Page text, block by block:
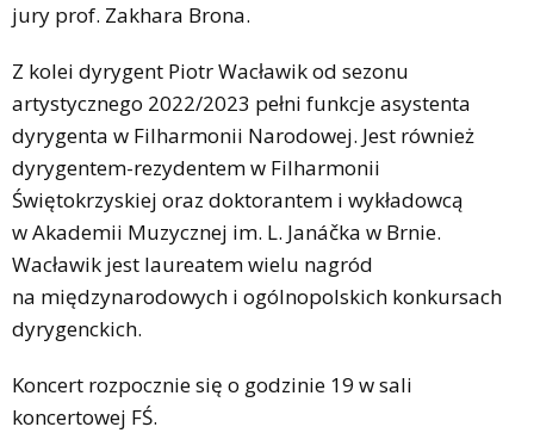
jury prof. Zakhara Brona.
Z kolei dyrygent Piotr Wacławik od sezonu
artystycznego 2022/2023 pełni funkcje asystenta
dyrygenta w Filharmonii Narodowej. Jest również
dyrygentem-rezydentem w Filharmonii
Świętokrzyskiej oraz doktorantem i wykładowcą
w Akademii Muzycznej im. L. Janáčka w Brnie.
Wacławik jest laureatem wielu nagród
na międzynarodowych i ogólnopolskich konkursach
dyrygenckich.
Koncert rozpocznie się o godzinie 19 w sali
koncertowej FŚ.